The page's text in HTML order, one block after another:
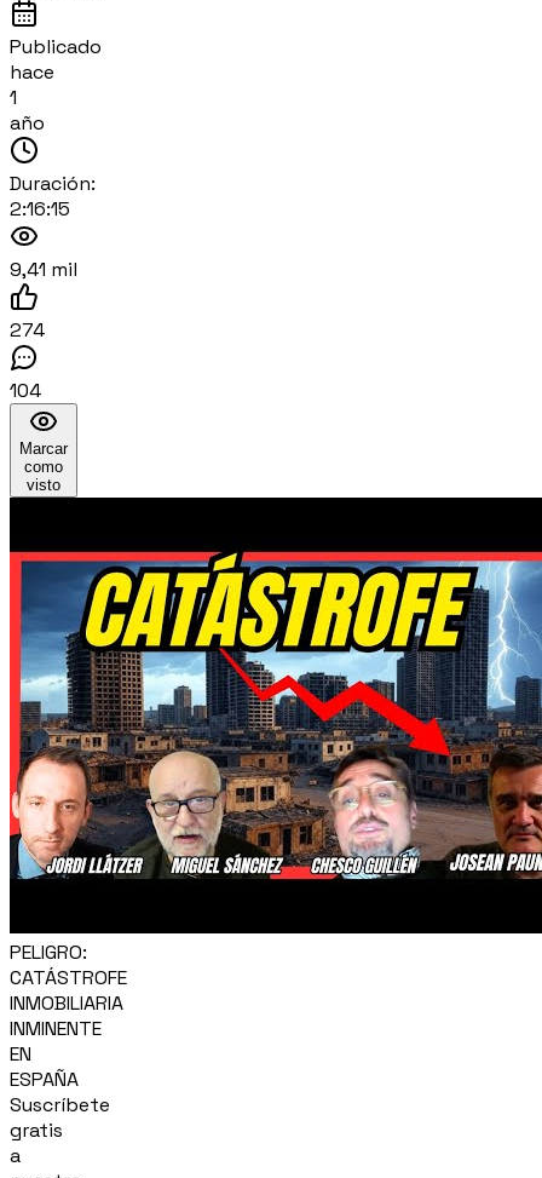
Publicado
hace
1
año
Duración:
2:16:15
9,41 mil
274
104
Marcar
como
visto
PELIGRO:
CATÁSTROFE
INMOBILIARIA
INMINENTE
EN
ESPAÑA
Suscríbete
gratis
a